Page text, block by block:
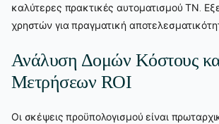
καλύτερες πρακτικές αυτοματισμού ΤΝ.
χρηστών για πραγματική
Ανάλυση Δομών Κόστους
Μετρήσεων ROI
Οι σκέψεις προϋπολογισμού είναι